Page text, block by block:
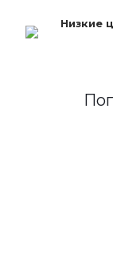
Низкие